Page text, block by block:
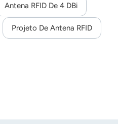
Antena RFID De 4 DBi
Projeto De Antena RFID